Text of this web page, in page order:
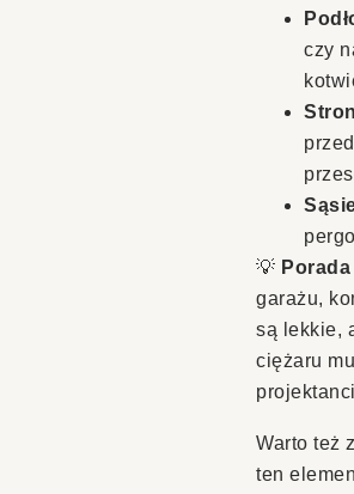
czy
💡
garażu,
są lekkie,
ciężaru
Warto też
ten